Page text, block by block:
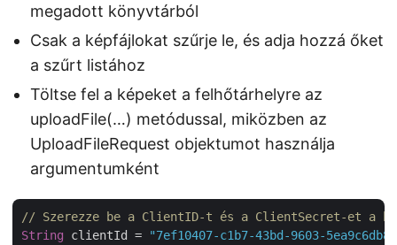
megadott könyvtárból
Csak a képfájlokat szűrje le, és adja hozzá őket
a szűrt listához
Töltse fel a képeket a felhőtárhelyre az
uploadFile(…) metódussal, miközben az
UploadFileRequest objektumot használja
argumentumként
// Szerezze be a ClientID-t és a ClientSecret-et a
String clientId =
"7ef10407-c1b7-43bd-9603-